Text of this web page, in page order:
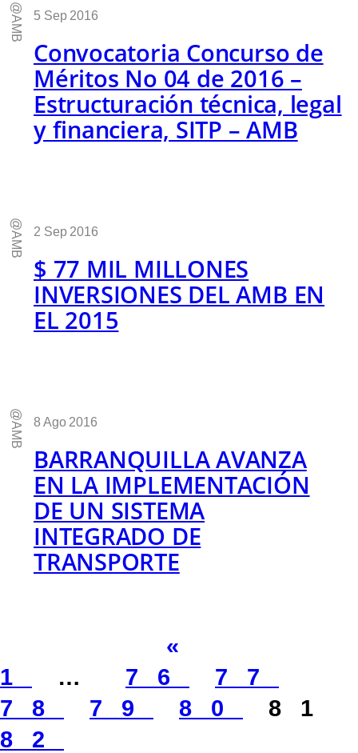
@AMB 5 Sep 2016
Convocatoria Concurso de
Méritos No 04 de 2016 –
Estructuración técnica, legal
y financiera, SITP – AMB
@AMB 2 Sep 2016
$ 77 MIL MILLONES
INVERSIONES DEL AMB EN
EL 2015
@AMB 8 Ago 2016
BARRANQUILLA AVANZA
EN LA IMPLEMENTACIÓN
DE UN SISTEMA
INTEGRADO DE
TRANSPORTE
«
1
… 76
77
78
79 80
81
82